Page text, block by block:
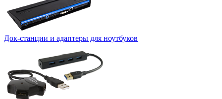
Док-станции и адаптеры для ноутбуков